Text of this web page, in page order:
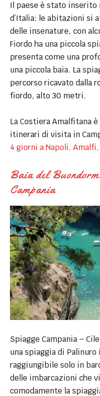
Il paese è stato inserito
d’Italia: le abitazioni si
delle insenature, con
Fiordo ha una piccola
presenta come una
una piccola baia. La
percorso ricavato dalla
fiordo, alto 30 metri.
La Costiera Amalfitana
itinerari di visita in
4 giorni a Napoli,
Baia del
Campania
Spiagge Campania –
una spiaggia di
raggiungibile solo in
delle imbarcazioni che
comodamente la